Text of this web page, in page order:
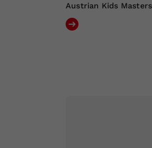
Austrian Kids